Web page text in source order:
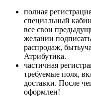
полная
специальный
все свои
желании
распродаж,
Атрибутика.
частичная
требуемые поля,
доставки. После
оформлен!